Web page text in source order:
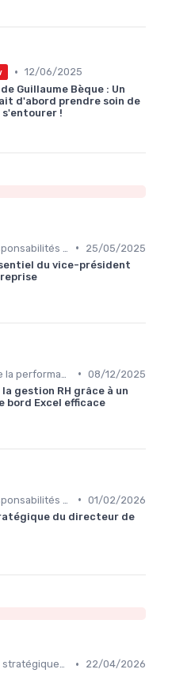
• 12/06/2025
Guillaume Bèque : Un
d'abord prendre soin de
s'entourer !
•
25/05/2025
du vice-président
• 08/12/2025
gestion RH grâce à un
bord Excel efficace
• 01/02/2026
du directeur de
Arbitrages stratégiques & priorisation •
22/04/2026